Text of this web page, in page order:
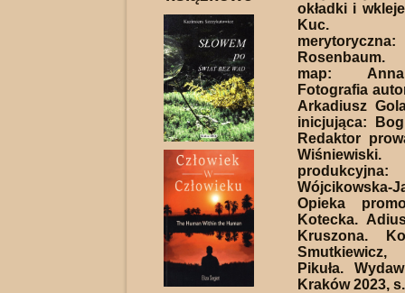
okładki i
Kuc.
Rosenbaum.
map:
Fotografia
Arkadiusz
inicjująca:
Redaktor
Wójcikowska-
Opieka
Kotecka.
Kruszona.
Pikuła.
Kraków 2023,